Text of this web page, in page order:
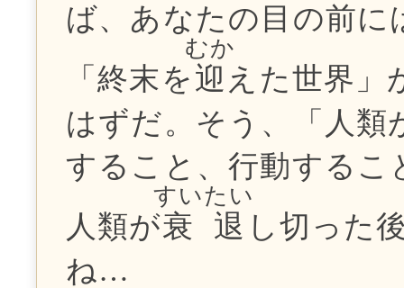
ば、あなたの目の前に
「終末を迎
むか
えた世界」
はずだ。そう、「人類
すること、行動するこ
人類が衰退
すいたい
し切った
ね…